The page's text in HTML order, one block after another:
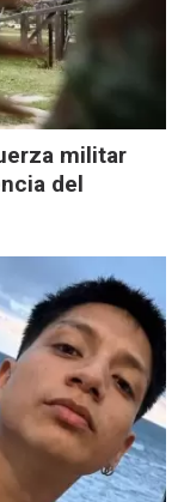
militar
del